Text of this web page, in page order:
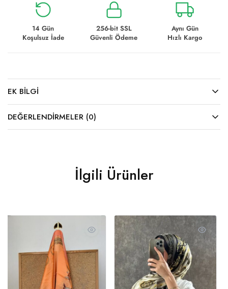
14 Gün
Koşulsuz İade
256-bit SSL
Güvenli Ödeme
Aynı Gün
Hızlı Kargo
EK BILGI
DEĞERLENDIRMELER (0)
İlgili Ürünler